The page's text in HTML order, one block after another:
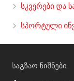
სკვერები და
სპორტული
საგზაო ნიშნები